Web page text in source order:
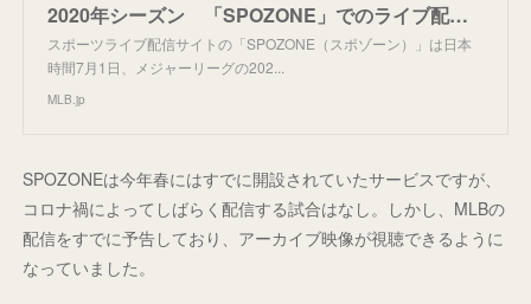
2020年シーズン 「SPOZONE」でのライブ配信が決定 ｜ MLB.jp
スポーツライブ配信サイトの「SPOZONE（スポゾーン）」は日本
時間7月1日、メジャーリーグの202...
MLB.jp
SPOZONEは今年春にはすでに開設されていたサービスですが、
コロナ禍によってしばらく配信する試合はなし。しかし、MLBの
配信をすでに予告しており、アーカイブ映像が視聴できるように
なっていました。